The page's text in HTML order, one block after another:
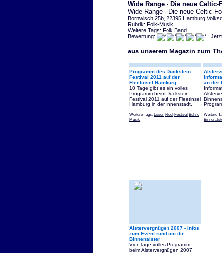
Wide Range - Die neue Celtic-
Wide Range - Die neue Celtic-
Bornwisch 25b, 22395 Hamburg
Rubrik: Folk-Musik
Weitere Tags: Folk Band
Bewertung:
aus unserem Magazin zum
Programm des Duckstein
Festival 2011 auf der
Fleetinsel Hamburg
10 Tage gibt es ein volles
Programm beim Duckstein
Festival 2011 auf der Fleetinsel
Hamburg in der Innenstadt.
Weitere Tags: Essen Fleet Festival Bühne
Musik
an der
Weitere
Alstervergnügen 2007 - Infos
zum Event rund um die
Binnenalster
Vier Tage volles Programm
beim Alstervergnügen 2007